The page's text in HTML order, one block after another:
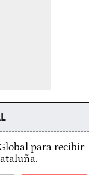
para recibir